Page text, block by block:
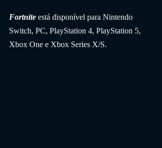
Fortnite está disponível para Nintendo
Switch, PC, PlayStation 4, PlayStation 5,
Xbox One e Xbox Series X/S.